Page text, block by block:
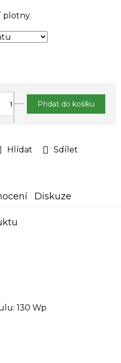
plotny.
Hlídat Sdílet
Přidat do košíku
Diskuze
130 Wp